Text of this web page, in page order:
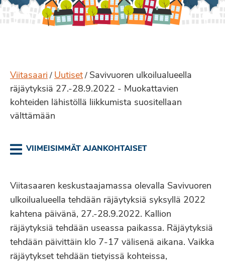
Viitasaari / Uutiset / Savivuoren ulkoilualueella
räjäytyksiä 27.-28.9.2022 - Muokattavien
kohteiden lähistöllä liikkumista suositellaan
välttämään
VIIMEISIMMÄT AJANKOHTAISET
Viitasaaren keskustaajamassa olevalla Savivuoren
ulkoilualueella tehdään räjäytyksiä syksyllä 2022
kahtena päivänä, 27.-28.9.2022. Kallion
räjäytyksiä tehdään useassa paikassa. Räjäytyksiä
tehdään päivittäin klo 7-17 välisenä aikana. Vaikka
räjäytykset tehdään tietyissä kohteissa,